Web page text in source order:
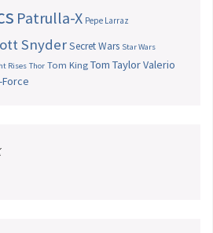
Patrulla-X Pepe Larraz
SnyderSecret Wars Star Wars
Rises Thor Tom King Tom TaylorValerio
Force